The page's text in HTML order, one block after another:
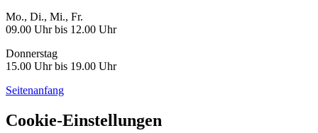
Mo., Di., Mi., Fr.
09.00 Uhr bis 12.00 Uhr
Donnerstag
15.00 Uhr bis 19.00 Uhr
Seitenanfang
Cookie-Einstellungen